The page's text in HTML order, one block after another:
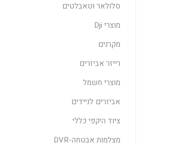
סלולאר וטאבלטים
מוצרי Dji
מקרנים
רייזר אביזרים
מוצרי חשמל
אביזרים לניידים
ציוד היקפי כללי
מצלמות אבטחה-DVR